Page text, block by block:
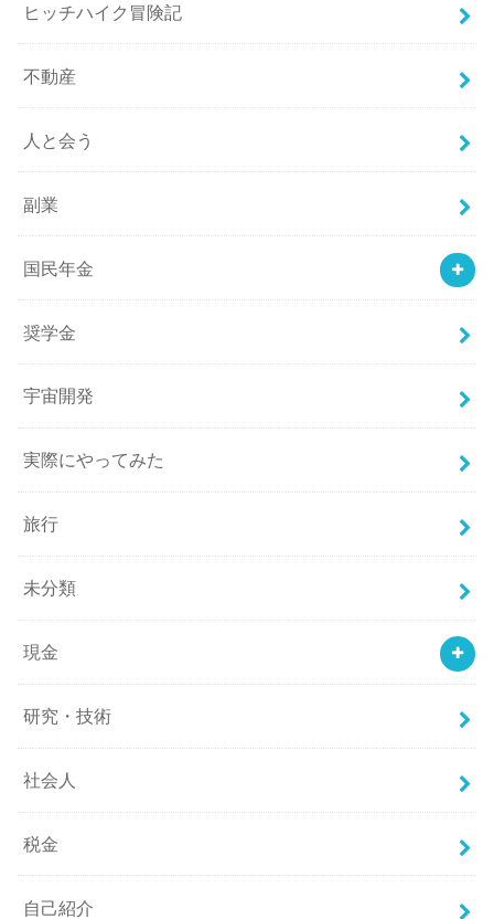
ヒッチハイク冒険記
不動産
人と会う
副業
国民年金
奨学金
宇宙開発
実際にやってみた
旅行
未分類
現金
研究・技術
社会人
税金
自己紹介